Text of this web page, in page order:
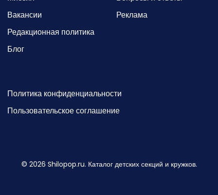
Вакансии
Редакционная политика
Блог
Реклама
Политика конфиденциальности
Пользовательское соглашение
© 2026 Shilopop.ru. Каталог детских секций и кружков.